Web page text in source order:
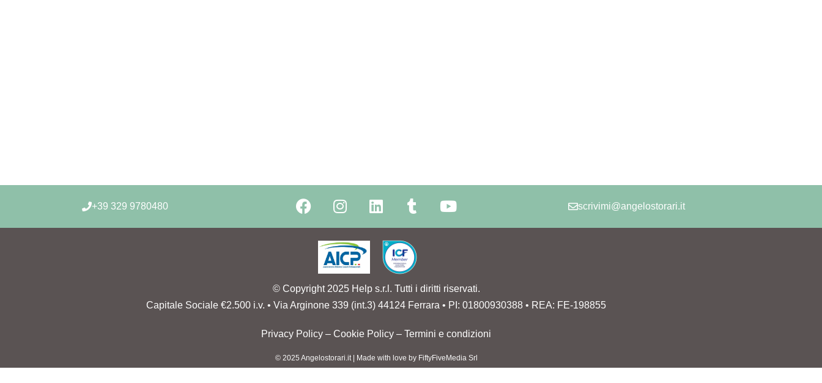
+39 329 9780480​ scrivimi@angelostorari.it
© Copyright 2025 Help s.r.l. Tutti i diritti riservati.
Capitale Sociale €2.500 i.v. • Via Arginone 339 (int.3) 44124 Ferrara • PI: 01800930388 • REA: FE-198855
Privacy Policy – Cookie Policy – Termini e condizioni
© 2025 Angelostorari.it | Made with love by FiftyFiveMedia Srl